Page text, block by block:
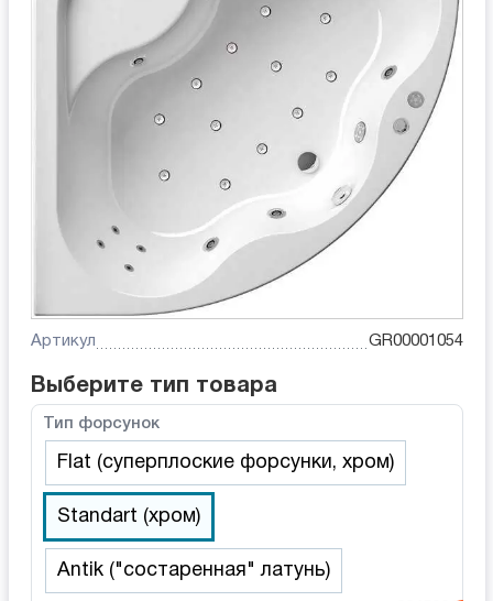
Артикул GR00001054
Выберите тип товара
Тип форсунок
Flat (суперплоские форсунки, хром)
Standart (хром)
Аntik ("состаренная" латунь)